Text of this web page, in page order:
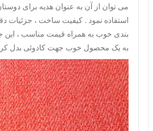
می توان از آن به عنوان هدیه برای
استفاده نمود . کیفیت ساخت ، جزئیات
بندی خوب به همراه قیمت مناسب ، این
به یک محصول خوب جهت کادوئی بدل